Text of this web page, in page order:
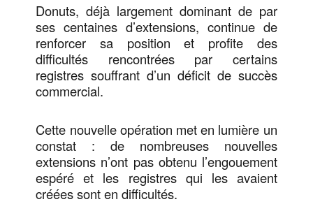
Donuts, déjà largement dominant de par
ses centaines d’extensions, continue de
renforcer sa position et profite des
difficultés rencontrées par certains
registres souffrant d’un déficit de succès
commercial.
Cette nouvelle opération met en lumière un
constat : de nombreuses nouvelles
extensions n’ont pas obtenu l’engouement
espéré et les registres qui les avaient
créées sont en difficultés.